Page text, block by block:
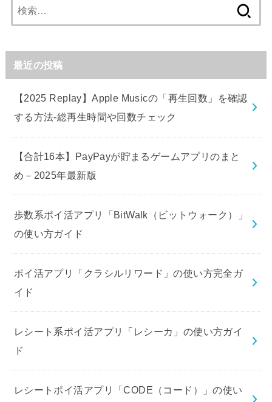
索:
最近の投稿
【2025 Replay】Apple Musicの「再生回数」を確認
する方法-総再生時間や回数チェック
【合計16本】PayPayが貯まるゲームアプリのまと
め－2025年最新版
歩数系ポイ活アプリ「BitWalk（ビットウォーク）」
の使い方ガイド
ポイ活アプリ「クラシルリワード」の使い方完全ガ
イド
レシート系ポイ活アプリ「レシーカ」の使い方ガイ
ド
レシートポイ活アプリ「CODE（コード）」の使い